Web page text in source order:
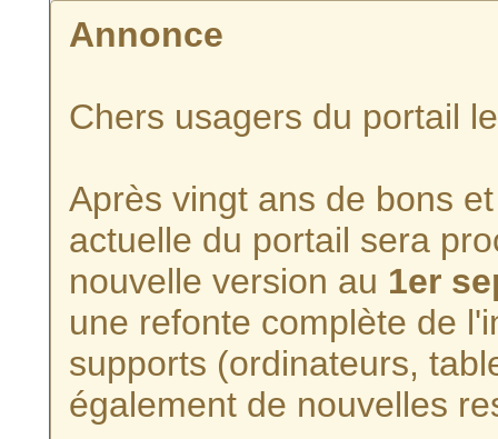
Annonce
Chers usagers du portail
Après vingt ans de bons
actuelle du portail sera
nouvelle version au 1er
une refonte complète de
supports (ordinateurs,
également de nouvelles